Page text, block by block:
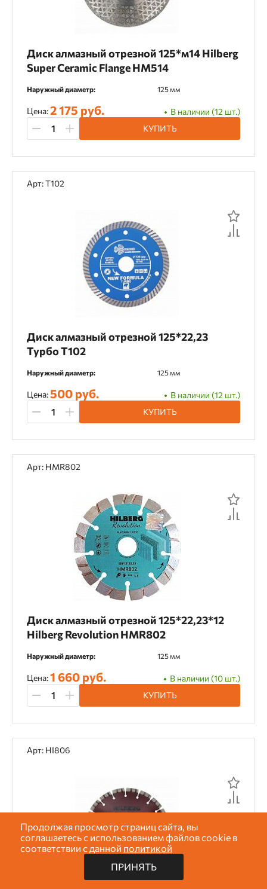
Диск алмазный отрезной 125*м14 Hilberg
Super Ceramic Flange HM514
Наружный диаметр: 125 мм
Цена:2 175 руб.
В наличии (12 шт.)
КУПИТЬ
Арт: T102
Диск алмазный отрезной 125*22,23
Турбо T102
Наружный диаметр: 125 мм
Цена:500 руб.
В наличии (12 шт.)
КУПИТЬ
Арт: HMR802
Диск алмазный отрезной 125*22,23*12
Hilberg Revolution HMR802
Наружный диаметр: 125 мм
Цена:1 660 руб.
В наличии (10 шт.)
КУПИТЬ
Арт: HI806
Продолжая просмотр страниц сайта, вы
соглашаетесь с использованием файлов cookie в
соответствии с данной политикой
ПРИНЯТЬ